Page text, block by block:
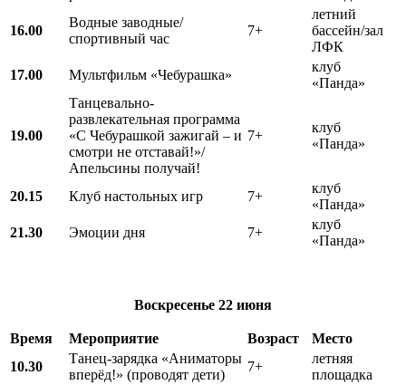
16.00
Водные заводные/
спортивный час
7+
летний
бассейн/зал
ЛФК
17.00
Мультфильм «Чебурашка»
клуб
«Панда»
19.00
Танцевально-
развлекательная программа
«С Чебурашкой зажигай – и
смотри не отставай!»/
Апельсины получай!
7+
клуб
«Панда»
20.15 Клуб настольных игр 7+
клуб
«Панда»
21.30
Эмоции дня 7+
клуб
«Панда»
Воскресенье 22 июня
Время Мероприятие Возраст
Место
10.30
Танец-зарядка «Аниматоры
вперёд!» (проводят дети)
7+
летняя
площадка